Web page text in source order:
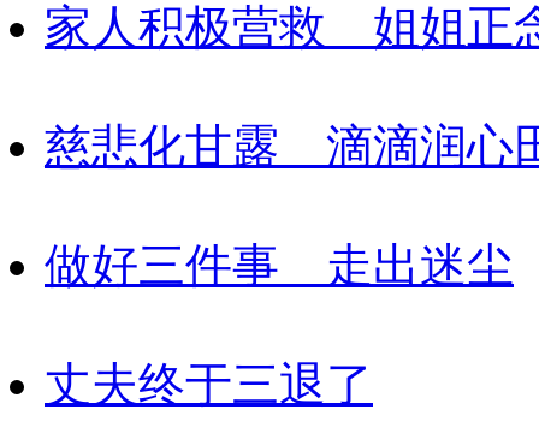
家人积极营救 姐姐正
慈悲化甘露 滴滴润心
做好三件事 走出迷尘
丈夫终于三退了